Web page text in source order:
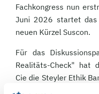
Fachkongress nun
Juni 2026 startet das
neuen Kürzel Suscon.
Für das
Realitäts-Check" hat
Cie die Steyler Ethik
Thekla Swart,